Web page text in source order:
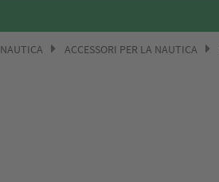
NAUTICA ACCESSORI PER LA NAUTICA